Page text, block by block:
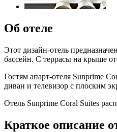
Об отеле
Этот дизайн-отель
бассейн. С террасы на крыше
Гостям апарт-отеля Sunprime
диван и телевизор с плоским
Отель Sunprime Coral Suites
Краткое описание